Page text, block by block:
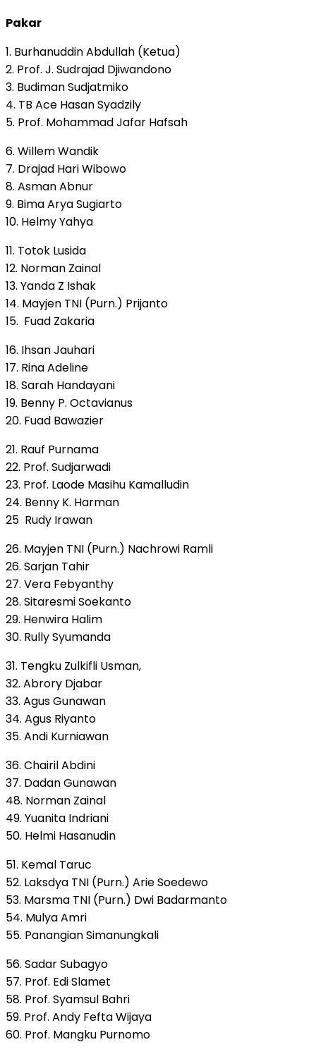
Pakar
1. Burhanuddin Abdullah (Ketua)
2. Prof. J. Sudrajad Djiwandono
3. Budiman Sudjatmiko
4. TB Ace Hasan Syadzily
5. Prof. Mohammad Jafar Hafsah
6. Willem Wandik
7. Drajad Hari Wibowo
8. Asman Abnur
9. Bima Arya Sugiarto
10. Helmy Yahya
11. Totok Lusida
12. Norman Zainal
13. Yanda Z Ishak
14. Mayjen TNI (Purn.) Prijanto
15. Fuad Zakaria
16. Ihsan Jauhari
17. Rina Adeline
18. Sarah Handayani
19. Benny P. Octavianus
20. Fuad Bawazier
21. Rauf Purnama
22. Prof. Sudjarwadi
23. Prof. Laode Masihu Kamalludin
24. Benny K. Harman
25 Rudy Irawan
26. Mayjen TNI (Purn.) Nachrowi Ramli
26. Sarjan Tahir
27. Vera Febyanthy
28. Sitaresmi Soekanto
29. Henwira Halim
30. Rully Syumanda
31. Tengku Zulkifli Usman,
32. Abrory Djabar
33. Agus Gunawan
34. Agus Riyanto
35. Andi Kurniawan
36. Chairil Abdini
37. Dadan Gunawan
48. Norman Zainal
49. Yuanita Indriani
50. Helmi Hasanudin
51. Kemal Taruc
52. Laksdya TNI (Purn.) Arie Soedewo
53. Marsma TNI (Purn.) Dwi Badarmanto
54. Mulya Amri
55. Panangian Simanungkali
56. Sadar Subagyo
57. Prof. Edi Slamet
58. Prof. Syamsul Bahri
59. Prof. Andy Fefta Wijaya
60. Prof. Mangku Purnomo